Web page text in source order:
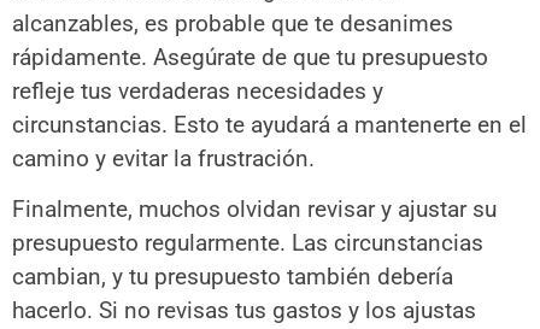
alcanzables, es probable que te desanimes
rápidamente. Asegúrate de que tu presupuesto
refleje tus verdaderas necesidades y
circunstancias. Esto te ayudará a mantenerte en el
camino y evitar la frustración.
Finalmente, muchos olvidan revisar y ajustar su
presupuesto regularmente. Las circunstancias
cambian, y tu presupuesto también debería
hacerlo. Si no revisas tus gastos y los ajustas